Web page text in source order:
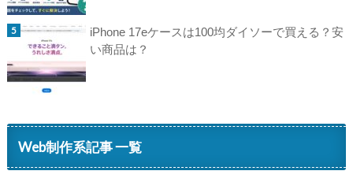
iPhone 17eケースは100均ダイソーで買える？安
い商品は？
Web制作系記事 一覧